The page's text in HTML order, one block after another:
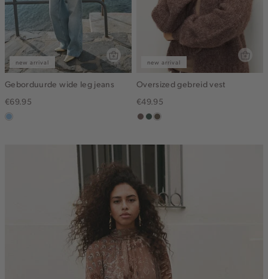
new arrival
Geborduurde wide leg jeans
€69.95
blauw,
new arrival
Oversized gebreid vest
€49.95
taupe
groen,
bruin